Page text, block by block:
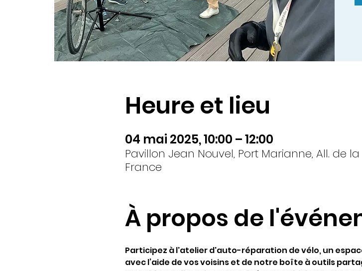
Heure et lieu
04 mai 2025, 10:00 – 12:00
Pavillon Jean Nouvel, Port Marianne, All. de
France
À propos de
Participez à l'atelier d'auto-réparation de vélo, un
avec l’aide de vos voisins et de notre boîte à outils